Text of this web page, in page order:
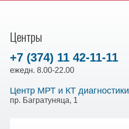
Центры
+7 (374) 11 42-11-11
ежедн. 8.00-22.00
Центр МРТ и КТ диагностики
пр. Багратуняца, 1